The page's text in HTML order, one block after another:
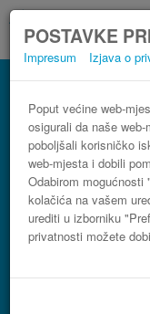
POSTAVKE
Impresum Izjava o
Poput većine web-
osigurali da naše
poboljšali korisničko
web-mjesta i dobili
Odabirom
kolačića na vašem
urediti u izborniku
privatnosti možete
3 koraka do